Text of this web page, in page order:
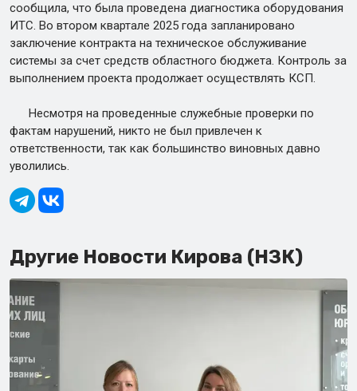
сообщила, что была проведена диагностика оборудования
ИТС. Во втором квартале 2025 года запланировано
заключение контракта на техническое обслуживание
системы за счет средств областного бюджета. Контроль за
выполнением проекта продолжает осуществлять КСП.
Несмотря на проведенные служебные проверки по
фактам нарушений, никто не был привлечен к
ответственности, так как большинство виновных давно
уволились.
Другие Новости Кирова (НЗК)